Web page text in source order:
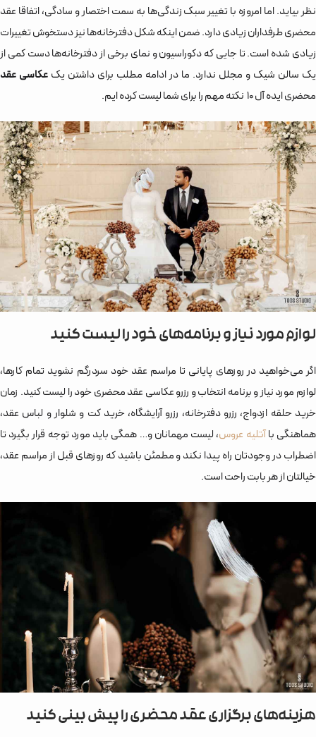
نظر بیاید. اما امروزه با تغییر سبک زندگی‌‌ها به سمت اختصار و سادگی، اتفاقا عقد
محضری طرفداران زیادی دارد. ضمن اینکه شکل دفترخانه‌‌ها نیز دستخوش تغییرات
زیادی شده است. تا جایی که دکوراسیون و نمای برخی از دفترخانه‌‌ها دست کمی از
یک سالن شیک و مجلل ندارد. ما در ادامه مطلب برای داشتن یک عکاسی عقد
محضری ایده آل 10 نکته مهم را برای شما لیست کرده ایم.
لوازم مورد نیاز و برنامه‌های خود را لیست کنید
اگر می‌خواهید در روزهای پایانی تا مراسم عقد خود سردرگم نشوید تمام کارها،
لوازم مورد نیاز و برنامه انتخاب و رزرو عکاسی عقد محضری خود را لیست کنید. زمان
خرید حلقه ازدواج، رزرو دفترخانه، رزرو آرایشگاه، خرید کت و شلوار و لباس عقد،
هماهنگی باآتلیه عروس، لیست مهمانان و… همگی باید مورد توجه قرار بگیرد تا
اضطراب در وجودتان راه پیدا نکند و مطمئن باشید که روزهای قبل از مراسم عقد،
خیالتان از هر بابت راحت است.
هزینه‌های برگزاری عقد محضری را پیش بینی کنید